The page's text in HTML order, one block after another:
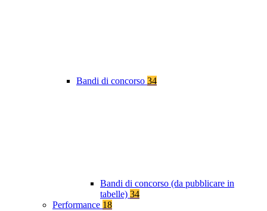
Bandi di concorso 34
Bandi di concorso (da pubblicare in
tabelle) 34
Performance 18